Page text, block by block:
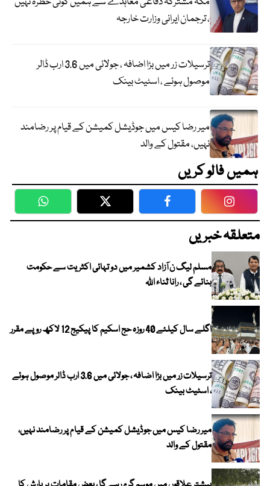
، ترجمان ایرانی وزارت خارجہ
ترسیلات زر میں بڑا اضافہ ، جولائی میں 3.6 ارب ڈالر
موصول ہوئے ، اسٹیٹ بینک
میر رضا کیس میں جوڈیشل کمیشن کے قیام پر رضامند
نہیں، مقتول کے والد
ہمیں فالو کریں
WhatsApp Twitter Facebook
متعلقہ خبریں
مسلم لیگ ن آزاد کشمیر میں دو تہائی اکثریت سے حکومت
بنائے گی ، رانا ثناء اللہ
اگلے سال کیلئے 40 روزہ حج اسکیم کا پیکیج 12 لاکھ روپے مقرر
ترسیلات زر میں بڑا اضافہ ، جولائی میں 3.6 ارب ڈالر موصول ہوئے
، اسٹیٹ بینک
میر رضا کیس میں جوڈیشل کمیشن کے قیام پر رضامند نہیں،
مقتول کے والد